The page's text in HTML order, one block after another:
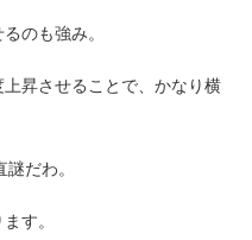
のも強み。
昇させることで、かなり横
だわ。
す。